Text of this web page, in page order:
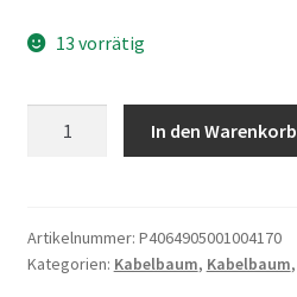
13 vorrätig
In den Warenkorb
Artikelnummer: P4064905001004170
Kategorien: Kabelbaum, Kabelbaum,